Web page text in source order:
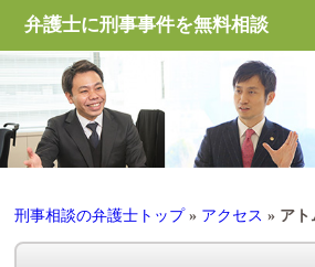
弁護士に刑事事件を無料相談
刑事相談の弁護士トップ» アクセス » ア